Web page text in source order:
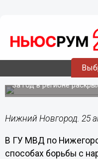
Больше 1000
поймали в
За год в регионе
Нижний Новгород. 25
В ГУ МВД по
способах борьбы с